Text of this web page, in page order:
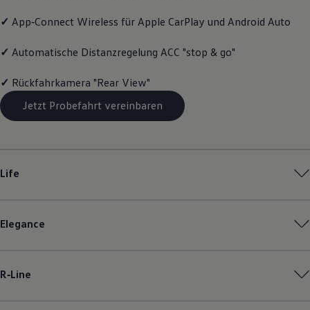
Lifestyle
Familie
Elektromobilität
Pannen- und Unfallhilfe
Volkswagen Kundenbetreuung
✓ App‑Connect Wireless für Apple CarPlay und Android Auto
✓ Automatische Distanzregelung ACC "stop & go"
✓ Rückfahrkamera "Rear View"
Jetzt Probefahrt vereinbaren
Life
Elegance
R‑Line